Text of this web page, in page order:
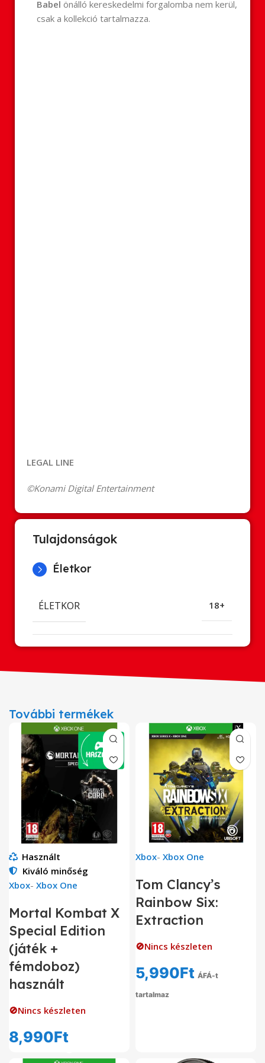
Babel önálló kereskedelmi forgalomba nem kerül,
csak a kollekció tartalmazza.
LEGAL LINE
©Konami Digital Entertainment
Tulajdonságok
Életkor
ÉLETKOR 18+
További termékek
Használt
Kiváló minőség
Xbox- Xbox One
Mortal Kombat X
Special Edition
(játék +
fémdoboz)
használt
🚫Nincs készleten
8,990Ft
Xbox- Xbox One
Tom Clancy’s
Rainbow Six:
Extraction
🚫Nincs készleten
5,990Ft ÁFÁ-t
tartalmaz